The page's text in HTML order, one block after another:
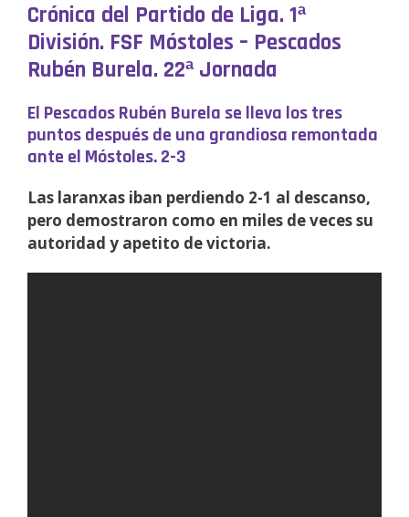
Crónica del Partido de Liga. 1ª
División. FSF Móstoles – Pescados
Rubén Burela. 22ª Jornada
El Pescados Rubén Burela se lleva los tres
puntos después de una grandiosa remontada
ante el Móstoles. 2-3
Las laranxas iban perdiendo 2-1 al descanso,
pero demostraron como en miles de veces su
autoridad y apetito de victoria.